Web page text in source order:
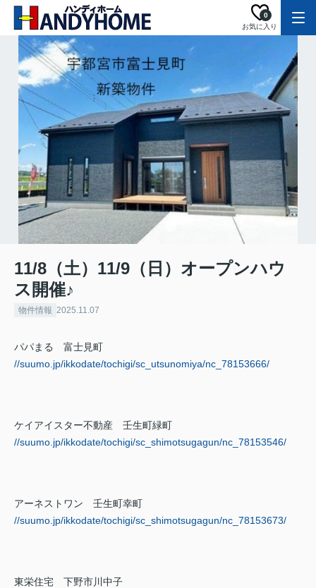
お気に入り
0
11/8（土）11/9（日）オープンハウ
ス開催♪
物件情報 2025.11.07
パパまる 富士見町
//suumo.jp/ikkodate/tochigi/sc_utsunomiya/nc_78153666/
ケイアイスター不動産 壬生町緑町
//suumo.jp/ikkodate/tochigi/sc_shimotsugagun/nc_78153546/
アーネストワン 壬生町幸町
//suumo.jp/ikkodate/tochigi/sc_shimotsugagun/nc_78153673/
東栄住宅 下野市川中子